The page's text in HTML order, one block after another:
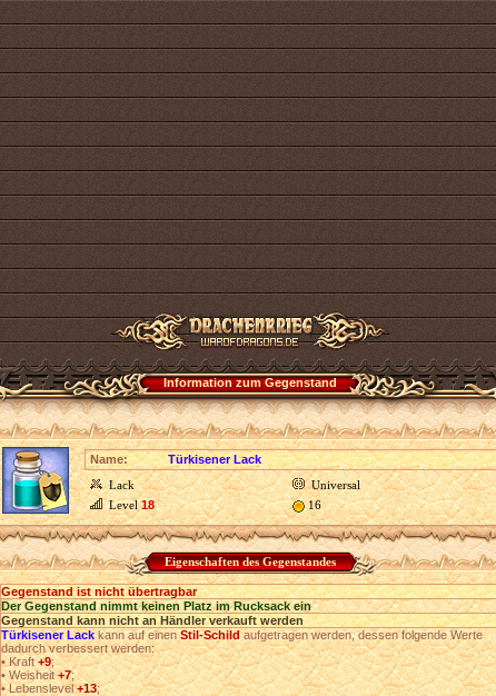
Information zum Gegenstand
Name:
Türkisener Lack
Lack
Universal
Level18 16
Eigenschaften des Gegenstandes
Gegenstand ist nicht übertragbar
Der Gegenstand nimmt keinen Platz im Rucksack ein
Gegenstand kann nicht an Händler verkauft werden
Türkisener Lackkann auf einenStil-Schildaufgetragen werden, dessen folgende Werte
dadurch verbessert werden:
•Kraft+9;
•Weisheit+7;
•Lebenslevel+13;